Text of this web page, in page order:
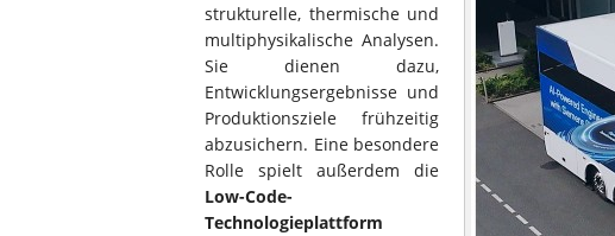
strukturelle, thermische und
multiphysikalische Analysen.
Sie dienen dazu,
Entwicklungsergebnisse und
Produktionsziele frühzeitig
abzusichern. Eine besondere
Rolle spielt außerdem die
Low-Code-
Technologieplattform